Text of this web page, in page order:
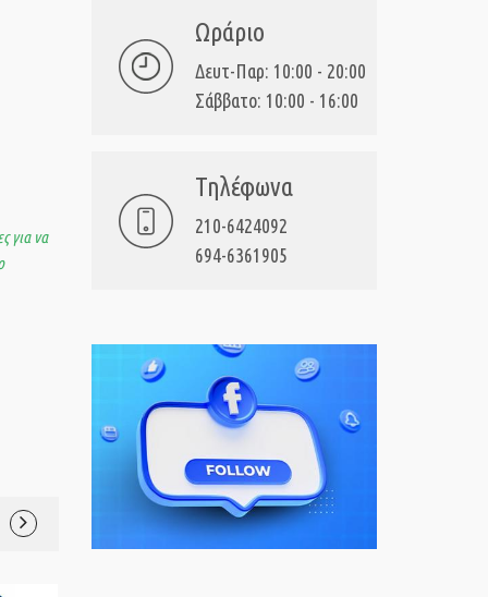
για να
Ωράριο
Δευτ-Παρ: 10:00 - 20:00
Σάββατο: 10:00 - 16:00
Τηλέφωνα
210-6424092
694-6361905